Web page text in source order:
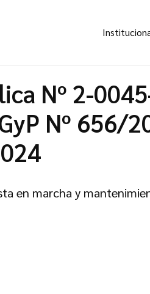
Nº 2-
Nº 656/
en marcha y